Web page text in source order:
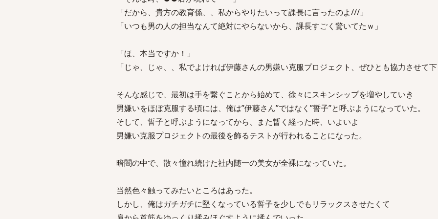
「だから、貴方の教育係、、私からやりたいって課長に言ったのよ///」
「いつも男の人の担当なんて絶対にやらないから、課長すごく驚いてたｗ」
「ほ、本当ですか！」
「じゃ、じゃ、、私でよければ伊藤さんの男嫌い克服プロジェクト、ぜひとも協力させて
そんな感じで、最初は手を繋ぐことから始めて、徐々にスキンシップを増やしていき
男嫌いをほぼ克服する頃には、俺は”伊藤さん”ではなく”誓子”と呼ぶようになっていた。
そして、誓子と呼ぶようになってから、また暫く経った時、いよいよ
男嫌い克服プロジェクトの最後を飾るテストが行われることになった。
暗闇の中で、散々憧れ続けた社内随一の美女が全裸になっていた。
当然色々触ってみたいところはあった。
しかし、俺はガチガチに堅くなっている誓子を少しでもリラックスさせたくて